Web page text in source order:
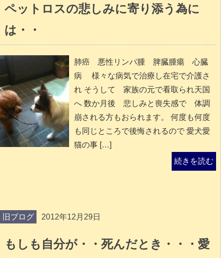
ペットロスの悲しみに寄り添う為に
は・・
肺癌 悪性リンパ腫 脾臓腫瘍 心臓
病 様々な病気で治療し在宅で介護さ
れ そうして 家族の元で看取られ天国
へ 数か月後 悲しみと喪失感で 体調
崩される方もおられます。 何度も何度
も同じところで後悔されるので 愛犬愛
猫の事 […]
続きを読む
旧ブログ 2012年12月29日
もしも自分が・・死んだとき・・・愛